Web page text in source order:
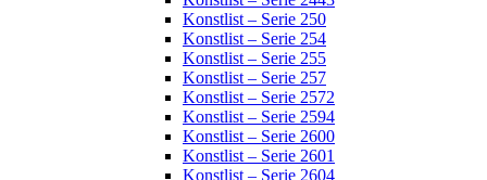
Konstlist – Serie 250
Konstlist – Serie 254
Konstlist – Serie 255
Konstlist – Serie 257
Konstlist – Serie 2572
Konstlist – Serie 2594
Konstlist – Serie 2600
Konstlist – Serie 2601
Konstlist – Serie 2604